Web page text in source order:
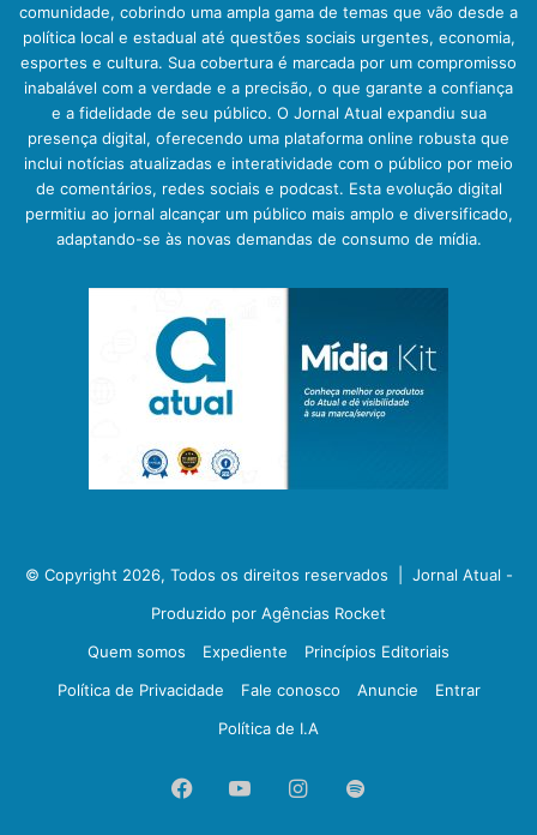
comunidade, cobrindo uma ampla gama de temas que vão desde a
política local e estadual até questões sociais urgentes, economia,
esportes e cultura. Sua cobertura é marcada por um compromisso
inabalável com a verdade e a precisão, o que garante a confiança
e a fidelidade de seu público. O Jornal Atual expandiu sua
presença digital, oferecendo uma plataforma online robusta que
inclui notícias atualizadas e interatividade com o público por meio
de comentários, redes sociais e podcast. Esta evolução digital
permitiu ao jornal alcançar um público mais amplo e diversificado,
adaptando-se às novas demandas de consumo de mídia.
© Copyright 2026, Todos os direitos reservados | Jornal Atual -
Produzido por Agências Rocket
Quem somos
Expediente
Princípios Editoriais
Política de Privacidade
Fale conosco Anuncie
Entrar
Política de I.A
FacebookYouTubeInstagram
Spotify